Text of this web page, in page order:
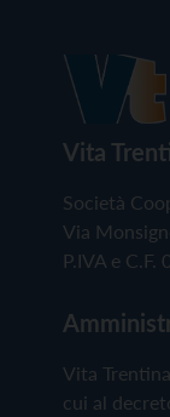
Vita
Società
Via
P.IVA e
Vita
cui al